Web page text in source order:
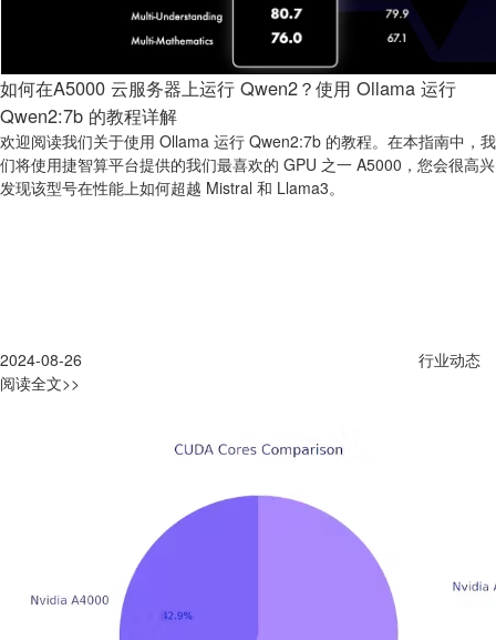
如何在A5000 云服务器上运行 Qwen2？使用 Ollama 运行
Qwen2:7b 的教程详解
欢迎阅读我们关于使用 Ollama 运行 Qwen2:7b 的教程。在本指南中，我
们将使用捷智算平台提供的我们最喜欢的 GPU 之一 A5000，您会很高兴
发现该型号在性能上如何超越 Mistral 和 Llama3。
2024-08-26
行业动态
阅读全文>>